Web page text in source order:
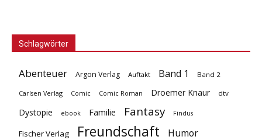
Schlagwörter
Abenteuer Argon Verlag Auftakt Band 1 Band 2
Carlsen Verlag Comic Comic Roman Droemer Knaur dtv
Dystopie ebook Familie Fantasy Findus
Fischer Verlag Freundschaft Humor